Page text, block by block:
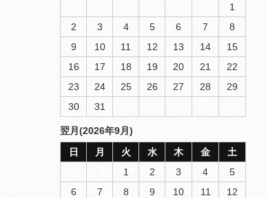
1
2
3 4 5 6 7
8
9
10 11 12 13 14
15
16
17 18 19 20 21
22
23
24 25 26 27 28
29
30
31
翌月(2026年9月)
日
月 火 水 木 金
土
1
2 3 4
5
6
7 8 9 10 11
12